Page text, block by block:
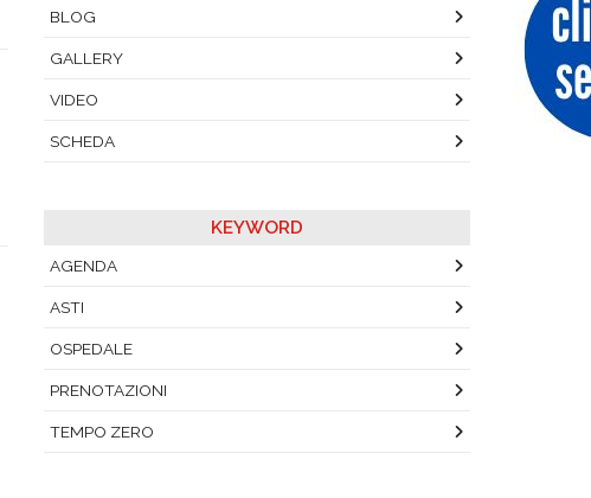
BLOG
GALLERY
VIDEO
SCHEDA
KEYWORD
AGENDA
ASTI
OSPEDALE
PRENOTAZIONI
TEMPO ZERO